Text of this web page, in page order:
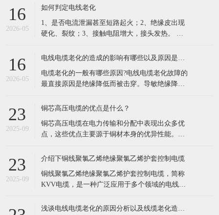
的凯发电线电缆，依托十年行业积淀，搭建一站
应商。 公司现有六万余种线缆规格现货储备，覆
盖35KV高压电缆、低烟
16
2026-05
如何判定电线老化
1、是否电流泄漏甚至短路起火；2、绝缘皮出现
硬化、裂纹；3、接触电阻增大，接头发热。 列
荷运行。超负荷运行，由于电流的热效应，负载
集肤效应以及钢铠的涡流损耗、绝缘介质损耗也
会产乍附加热量，从而使电
16
2026-05
电缆老化的一般有哪些原因?电线电缆老化故障的
最直接原因是绝缘降低而被击穿。导敏绝缘降低
乎以下几种情况。 1、电缆老化原因:外力损伤。
展中的 海浦东，现在相当多的电缆故障都是由于
机械损伤引起的。比如：电缆敷设
23
2025-09
铜芯高压电缆的优点是什么？
铜芯高压电缆在电力传输和分配中表现出众多优
点，这些优点主要源于铜材本身的优异性能。以
电阻率远低于铝，这意味着在相同条件下，铜芯
体来说，铜芯电缆的
23
2025-09
介绍下铜线聚氯乙烯绝缘聚氯乙烯护套控制电缆
铜线聚氯乙烯绝缘聚氯乙烯护套控制电缆，简称
KVV电缆，是一种广泛应用于多个领域的电线电
KVV电缆是一种由铜芯线作为导体，外覆聚氯乙浅谈电线电缆老化的原因分析以及线缆老化造成的影响